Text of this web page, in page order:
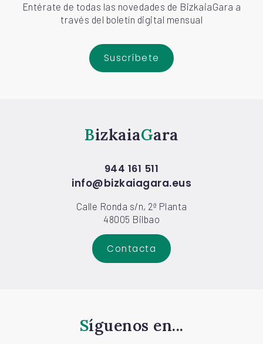
Entérate de todas las novedades de BizkaiaGara a
través del boletín digital mensual
Suscríbete
Bizkaia Gara
944 161 511
info@bizkaiagara.eus
Calle Ronda s/n, 2ª Planta
48005 Bilbao
Contacta
Síguenos en...